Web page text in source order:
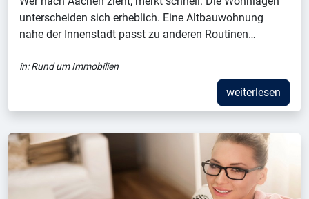
unterscheiden sich erheblich. Eine Altbauwohnung
nahe der Innenstadt passt zu anderen Routinen…
in:Rund um Immobilien
weiterlesen